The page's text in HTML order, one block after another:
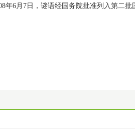
年6月7日，谜语经国务院批准列入第二批